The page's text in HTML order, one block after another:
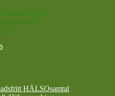
HÄLSOsamtal